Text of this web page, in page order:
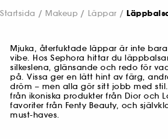
Startsida Makeup Läppar
Mjuka, återfuktade läppar är inte
vibe. Hos Sephora hittar du
silkeslena, glänsande och redo för
på. Vissa ger en lätt hint av färg,
dröm – men alla gör sitt jobb med
från ikoniska produkter från Dior och
favoriter från Fenty Beauty, och
must-haves.